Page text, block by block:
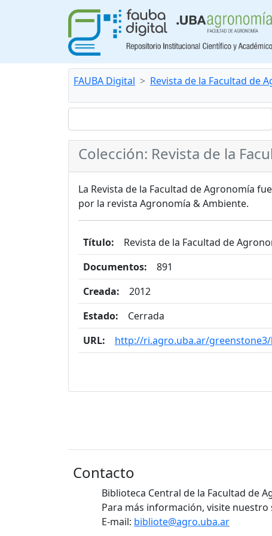
FAUBA Digital Revista de la Facultad de
Colección: Revista de la
La Revista de la Facultad de Agronomía
por la revista Agronomía & Ambiente.
Título:
Revista de la Facultad de
Documentos:
891
Creada:
2012
Estado:
Cerrada
URL:
http://ri.agro.uba.ar/
Contacto
Biblioteca Central de la Facultad de
Para más información, visite nuestro
E-mail: bibliote@agro.uba.ar